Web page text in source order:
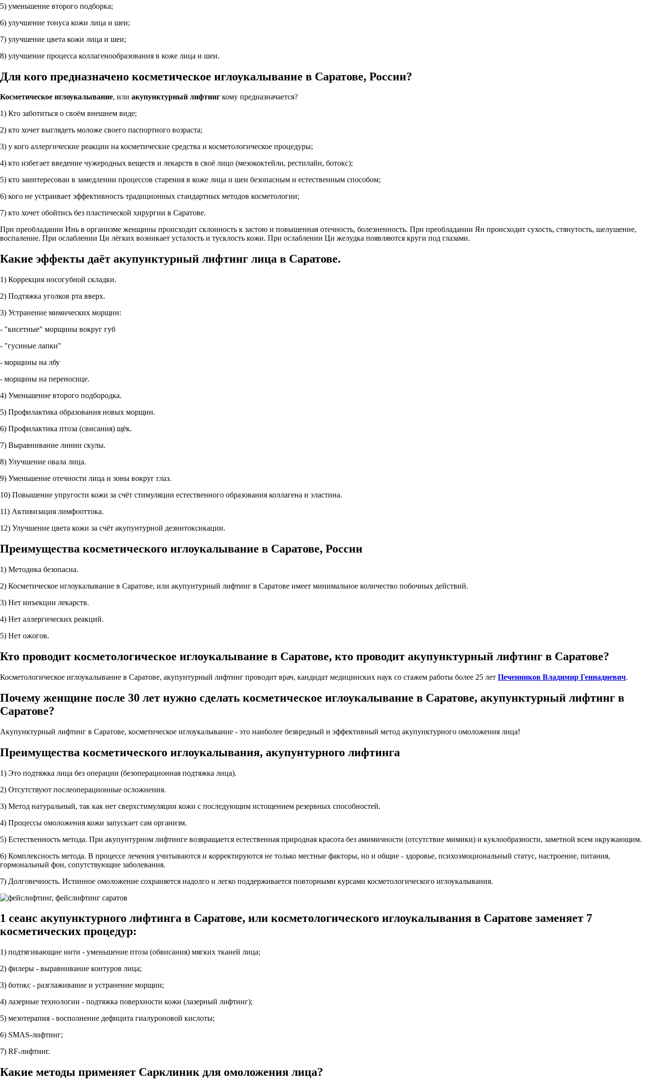
5) уменьшение второго подборка;
6) улучшение тонуса кожи лица и шеи;
7) улучшение цвета кожи лица и шеи;
8) улучшение процесса коллагенообразования в коже лица и шеи.
Для кого предназначено косметическое иглоукалывание в Саратове, России?
Косметическое иглоукалывание, или акупунктурный лифтинг кому предназначается?
1) Кто заботиться о своём внешнем виде;
2) кто хочет выглядеть моложе своего паспортного возраста;
3) у кого аллергические реакции на косметические средства и косметологическое процедуры;
4) кто избегает введение чужеродных веществ и лекарств в своё лицо (мезококтейли, рестилайн, ботокс);
5) кто заинтересован в замедлении процессов старения в коже лица и шеи безопасным и естественным способом;
6) кого не устраивает эффективность традиционных стандартных методов косметологии;
7) кто хочет обойтись без пластической хирургии в Саратове.
При преобладании Инь в организме женщины происходит склонность к застою и повышенная отечность, болезненность. При преобладании Ян происходит сухость, стянутость, шелушение,
воспаление. При ослаблении Ци лёгких возникает усталость и тусклость кожи. При ослаблении Ци желудка появляются круги под глазами.
Какие эффекты даёт акупунктурный лифтинг лица в Саратове.
1) Коррекция носогубной складки.
2) Подтяжка уголков рта вверх.
3) Устранение мимических морщин:
- "кисетные" морщины вокруг губ
- "гусиные лапки"
- морщины на лбу
- морщины на переносице.
4) Уменьшение второго подбородка.
5) Профилактика образования новых морщин.
6) Профилактика птоза (свисания) щёк.
7) Выравнивание линии скулы.
8) Улучшение овала лица.
9) Уменьшение отечности лица и зоны вокруг глаз.
10) Повышение упругости кожи за счёт стимуляции естественного образования коллагена и эластина.
11) Активизация лимфооттока.
12) Улучшение цвета кожи за счёт акупунтурной дезинтоксикации.
Преимущества косметического иглоукалывание в Саратове, России
1) Методика безопасна.
2) Косметическое иглоукалывание в Саратове, или акупунтурный лифтинг в Саратове имеет минимальное количество побочных действий.
3) Нет инъекции лекарств.
4) Нет аллергических реакций.
5) Нет ожогов.
Кто проводит косметологическое иглоукалывание в Саратове, кто проводит акупунктурный лифтинг в Саратове?
Косметологическое иглоукалывание в Саратове, акупунтурный лифтинг проводит врач, кандидат медицинских наук со стажем работы более 25 лет Печенников Владимир Геннадиевич.
Почему женщине после 30 лет нужно сделать косметическое иглоукалывание в Саратове, акупунктурный лифтинг в
Саратове?
Акупунктурный лифтинг в Саратове, косметическое иглоукалывание - это наиболее безвредный и эффективный метод акупунктурного омоложения лица!
Преимущества косметического иглоукалывания, акупунтурного лифтинга
1) Это подтяжка лица без операции (безоперационная подтяжка лица).
2) Отсутствуют послеоперационные осложнения.
3) Метод натуральный, так как нет сверхстимуляции кожи с последующим истощением резервных способностей.
4) Процессы омоложения кожи запускает сам организм.
5) Естественность метода. При акупунтурном лифтинге возвращается естественная природная красота без амимичности (отсутствие мимики) и куклообразности, заметной всем окружающим.
6) Комплексность метода. В процессе лечения учитываются и корректируются не только местные факторы, но и общие - здоровье, психоэмоциональный статус, настроение, питания,
гормональный фон, сопутствующие заболевания.
7) Долговечность. Истинное омоложение сохраняется надолго и легко поддерживается повторными курсами косметологического иглоукалывания.
1 сеанс акупунктурного лифтинга в Саратове, или косметологического иглоукалывания в Саратове заменяет 7
косметических процедур:
1) подтягивающие нити - уменьшение птоза (обвисания) мягких тканей лица;
2) филеры - выравнивание контуров лица;
3) ботокс - разглаживание и устранение морщин;
4) лазерные технологии - подтяжка поверхности кожи (лазерный лифтинг);
5) мезотерапия - восполнение дефицита гиалуроновой кислоты;
6) SMAS-лифтинг;
7) RF-лифтинг.
Какие методы применяет Сарклиник для омоложения лица?